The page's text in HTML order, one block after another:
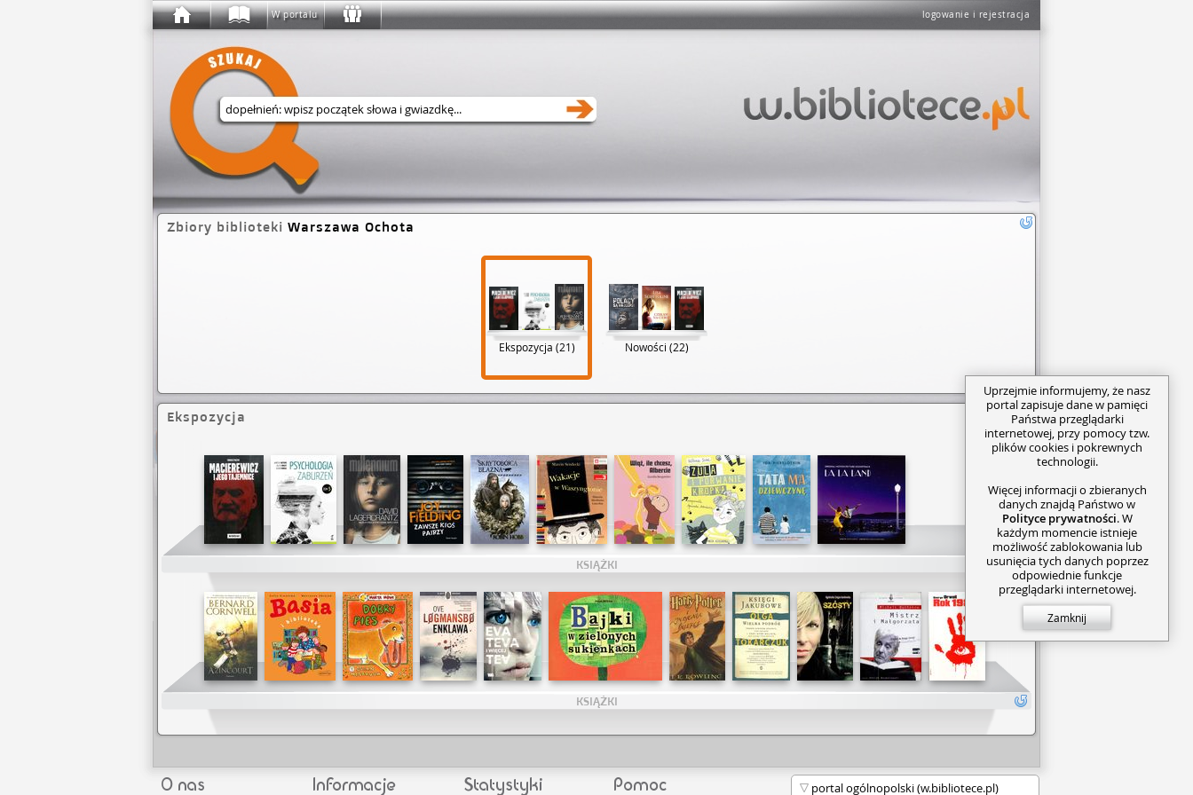
logowanie i rejestracja
W portalu
Wyszukaj w serwisie
Zbiory biblioteki Warszawa Ochota
Ekspozycja (21) Nowości (22)
Ekspozycja
KSIĄŻKI
KSIĄŻKI
Uprzejmie informujemy, że nasz
portal zapisuje dane w pamięci
Państwa przeglądarki
internetowej, przy pomocy tzw.
plików cookies i pokrewnych
technologii.
Więcej informacji o zbieranych
danych znajdą Państwo w
Polityce prywatności. W
każdym momencie istnieje
możliwość zablokowania lub
usunięcia tych danych poprzez
odpowiednie funkcje
przeglądarki internetowej.
Zamknij